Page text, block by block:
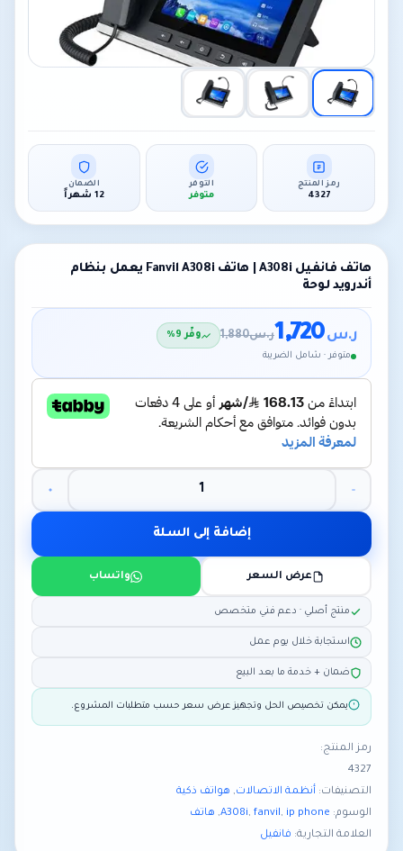
رمز المنتج
4327
التوفر
متوفر
الضمان
12 شهراً
هاتف فانفيل A308i | هاتف Fanvil A308i يعمل بنظام
أندرويد لوحة
ر.س1,720ر.س1,880 وفّر 9%
متوفر · شامل الضريبة
إضافة إلى السلة
عرض السعر واتساب
منتج أصلي · دعم فني متخصص
استجابة خلال يوم عمل
ضمان + خدمة ما بعد البيع
يمكن تخصيص الحل وتجهيز عرض سعر حسب متطلبات المشروع.
رمز المنتج:
4327
التصنيفات: أنظمة الاتصالات, هواتف ذكية
الوسوم:
A308i, fanvil, ip phone
, هاتف
العلامة التجارية: فانفيل